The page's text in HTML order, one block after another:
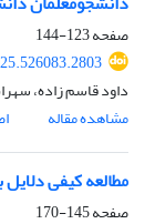
صفحه123-144
داود قاسم زاده،
مشاهده مقاله
مطالعه کیفی
صفحه145-170